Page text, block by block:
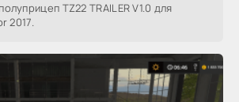
TZ22 TRAILER V1.0 для
2017.